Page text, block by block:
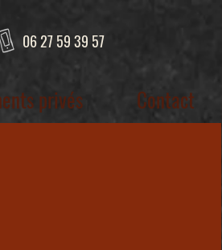
06 27 59 39 57
privés Contact